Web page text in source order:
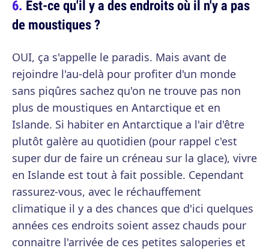
Est-ce qu'il y a des endroits où il n'y a pas
de moustiques ?
OUI, ça s'appelle le paradis. Mais avant de
rejoindre l'au-delà pour profiter d'un monde
sans piqûres sachez qu'on ne trouve pas non
plus de moustiques en Antarctique et en
Islande. Si habiter en Antarctique a l'air d'être
plutôt galère au quotidien (pour rappel c'est
super dur de faire un créneau sur la glace), vivre
en Islande est tout à fait possible. Cependant
rassurez-vous, avec le réchauffement
climatique il y a des chances que d'ici quelques
années ces endroits soient assez chauds pour
connaitre l'arrivée de ces petites saloperies et